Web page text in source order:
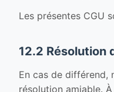
Les présentes CGU
12.2 Résolution
En cas de différend,
résolution amiable.